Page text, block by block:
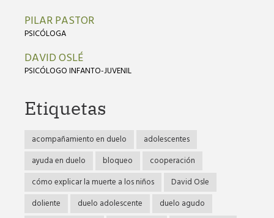
PILAR PASTOR
PSICÓLOGA
DAVID OSLÉ
PSICÓLOGO INFANTO-JUVENIL
Etiquetas
acompañamiento en duelo
adolescentes
ayuda en duelo
bloqueo
cooperación
cómo explicar la muerte a los niños
David Osle
doliente
duelo adolescente
duelo agudo